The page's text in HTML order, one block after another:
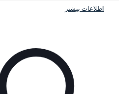
اطلاعات بیشتر